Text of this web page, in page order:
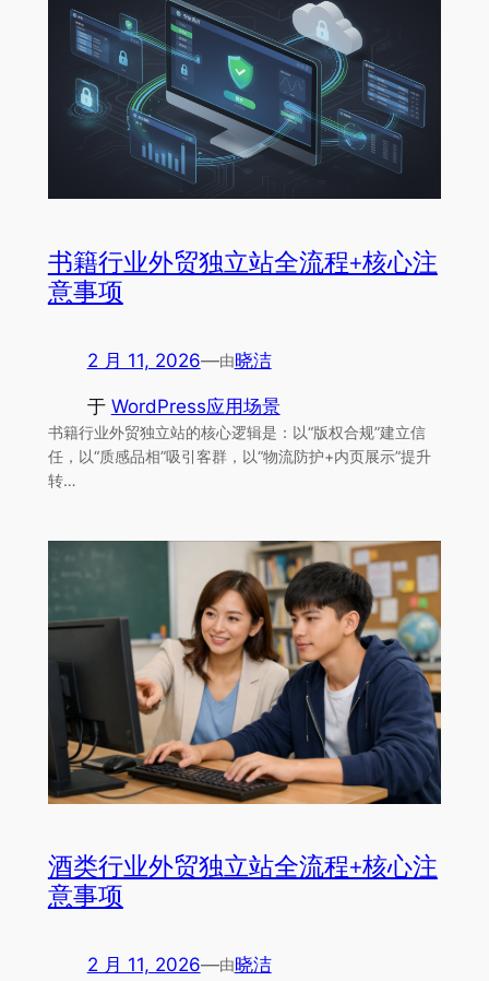
书籍行业外贸独立站全流程+核心注
意事项
2 月 11, 2026—由晓洁
于 WordPress应用场景
书籍行业外贸独立站的核心逻辑是：以“版权合规”建立信
任，以“质感品相”吸引客群，以“物流防护+内页展示”提升
转…
酒类行业外贸独立站全流程+核心注
意事项
2 月 11, 2026—由晓洁